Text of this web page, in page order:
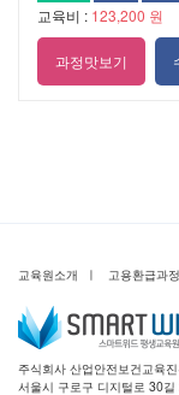
교육비 : 123,200 원
과정맛보기
교육원소개 ㅣ 고용환급과
주식회사 산업안전보건교육진
서울시 구로구 디지털로 30